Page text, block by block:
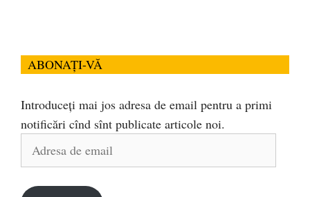
ABONAȚI-VĂ
Introduceți mai jos adresa de email pentru a primi
notificări cînd sînt publicate articole noi.
Adresa